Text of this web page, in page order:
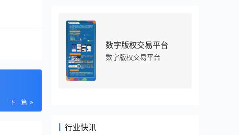
下一篇
数字版权交易平台
数字版权交易平台
行业快讯